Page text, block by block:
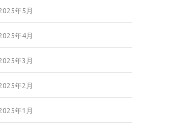
年5月
年4月
年3月
年2月
年1月